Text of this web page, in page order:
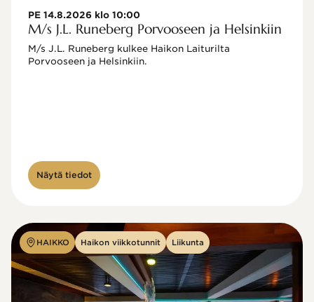
PE 14.8.2026 klo 10:00
M/s J.L. Runeberg Porvooseen ja Helsinkiin
M/s J.L. Runeberg kulkee Haikon Laiturilta
Porvooseen ja Helsinkiin.
Näytä tiedot
HAIKKO Haikon viikkotunnit Liikunta